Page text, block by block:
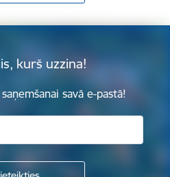
kurš uzzina!
savā e-pastā!